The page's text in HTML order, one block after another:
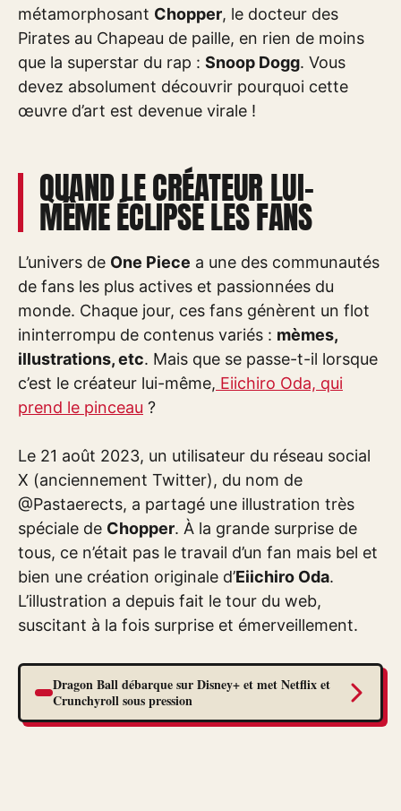
métamorphosant Chopper, le docteur des
Pirates au Chapeau de paille, en rien de moins
que la superstar du rap : Snoop Dogg. Vous
devez absolument découvrir pourquoi cette
œuvre d’art est devenue virale !
QUAND LE CRÉATEUR LUI-
MÊME ÉCLIPSE LES FANS
L’univers de One Piece a une des communautés
de fans les plus actives et passionnées du
monde. Chaque jour, ces fans génèrent un flot
ininterrompu de contenus variés : mèmes,
illustrations, etc. Mais que se passe-t-il lorsque
c’est le créateur lui-même, Eiichiro Oda, qui
prend le pinceau ?
Le 21 août 2023, un utilisateur du réseau social
X (anciennement Twitter), du nom de
@Pastaerects, a partagé une illustration très
spéciale de Chopper. À la grande surprise de
tous, ce n’était pas le travail d’un fan mais bel et
bien une création originale d’Eiichiro Oda.
L’illustration a depuis fait le tour du web,
suscitant à la fois surprise et émerveillement.
Dragon Ball débarque sur Disney+ et met Netflix et
Crunchyroll sous pression